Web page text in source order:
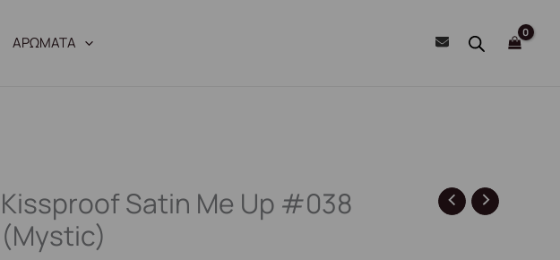
ΑΡΩΜΑΤΑ
Kissproof Satin Me Up #038
(Mystic)
Kissproof
Satin
Me